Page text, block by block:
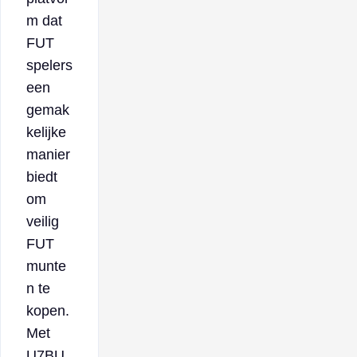
m dat
FUT
spelers
een
gemak
kelijke
manier
biedt
om
veilig
FUT
munte
n te
kopen.
Met